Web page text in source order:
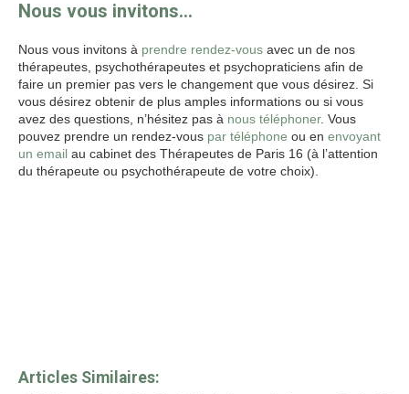
Nous vous invitons…
Nous vous invitons à prendre rendez-vous avec un de nos
thérapeutes, psychothérapeutes et psychopraticiens afin de
faire un premier pas vers le changement que vous désirez. Si
vous désirez obtenir de plus amples informations ou si vous
avez des questions, n’hésitez pas à nous téléphoner. Vous
pouvez prendre un rendez-vous par téléphone ou en envoyant
un email au cabinet des Thérapeutes de Paris 16 (à l’attention
du thérapeute ou psychothérapeute de votre choix).
Articles Similaires: